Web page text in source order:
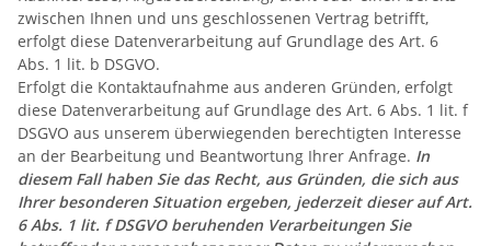
zwischen Ihnen und uns geschlossenen Vertrag betrifft,
erfolgt diese Datenverarbeitung auf Grundlage des Art. 6
Abs. 1 lit. b DSGVO.
Erfolgt die Kontaktaufnahme aus anderen Gründen, erfolgt
diese Datenverarbeitung auf Grundlage des Art. 6 Abs. 1 lit. f
DSGVO aus unserem überwiegenden berechtigten Interesse
an der Bearbeitung und Beantwortung Ihrer Anfrage. In
diesem Fall haben Sie das Recht, aus Gründen, die sich aus
Ihrer besonderen Situation ergeben, jederzeit dieser auf Art.
6 Abs. 1 lit. f DSGVO beruhenden Verarbeitungen Sie